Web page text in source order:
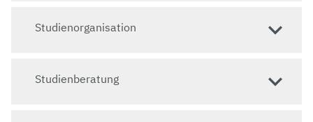
Studienorganisation
Studienberatung